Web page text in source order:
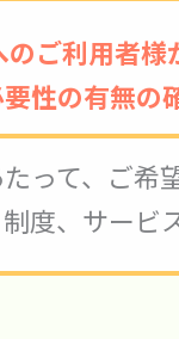
ご利用者
性の有無の
って、ご希
度、サービ